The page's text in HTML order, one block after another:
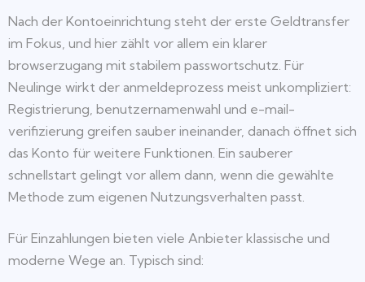
Nach der Kontoeinrichtung steht der erste Geldtransfer
im Fokus, und hier zählt vor allem ein klarer
browserzugang mit stabilem passwortschutz. Für
Neulinge wirkt der anmeldeprozess meist unkompliziert:
Registrierung, benutzernamenwahl und e-mail-
verifizierung greifen sauber ineinander, danach öffnet sich
das Konto für weitere Funktionen. Ein sauberer
schnellstart gelingt vor allem dann, wenn die gewählte
Methode zum eigenen Nutzungsverhalten passt.
Für Einzahlungen bieten viele Anbieter klassische und
moderne Wege an. Typisch sind: